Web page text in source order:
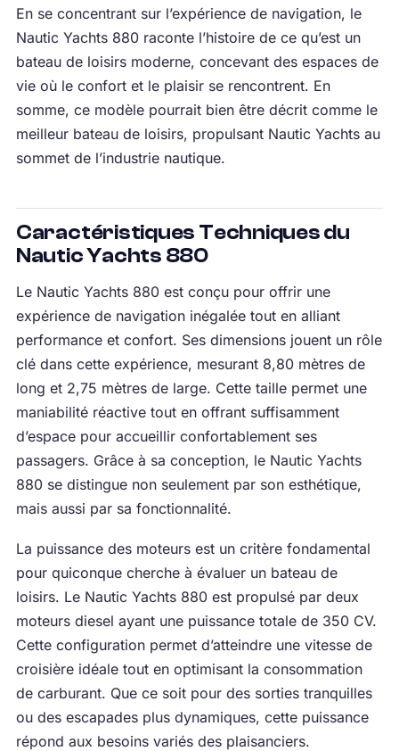
En se concentrant sur l’expérience de navigation, le
Nautic Yachts 880 raconte l’histoire de ce qu’est un
bateau de loisirs moderne, concevant des espaces de
vie où le confort et le plaisir se rencontrent. En
somme, ce modèle pourrait bien être décrit comme le
meilleur bateau de loisirs, propulsant Nautic Yachts au
sommet de l’industrie nautique.
Caractéristiques Techniques du
Nautic Yachts 880
Le Nautic Yachts 880 est conçu pour offrir une
expérience de navigation inégalée tout en alliant
performance et confort. Ses dimensions jouent un rôle
clé dans cette expérience, mesurant 8,80 mètres de
long et 2,75 mètres de large. Cette taille permet une
maniabilité réactive tout en offrant suffisamment
d’espace pour accueillir confortablement ses
passagers. Grâce à sa conception, le Nautic Yachts
880 se distingue non seulement par son esthétique,
mais aussi par sa fonctionnalité.
La puissance des moteurs est un critère fondamental
pour quiconque cherche à évaluer un bateau de
loisirs. Le Nautic Yachts 880 est propulsé par deux
moteurs diesel ayant une puissance totale de 350 CV.
Cette configuration permet d’atteindre une vitesse de
croisière idéale tout en optimisant la consommation
de carburant. Que ce soit pour des sorties tranquilles
ou des escapades plus dynamiques, cette puissance
répond aux besoins variés des plaisanciers.